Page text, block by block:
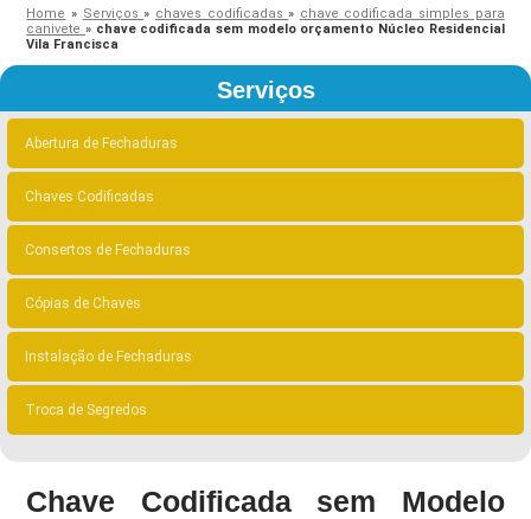
Home » Serviços» chaves codificadas» chave codificada simples para
canivete» chave codificada sem modelo orçamento Núcleo Residencial
Vila Francisca
Serviços
Abertura de Fechaduras
Chaves Codificadas
Consertos de Fechaduras
Cópias de Chaves
Instalação de Fechaduras
Troca de Segredos
Chave Codificada sem Modelo